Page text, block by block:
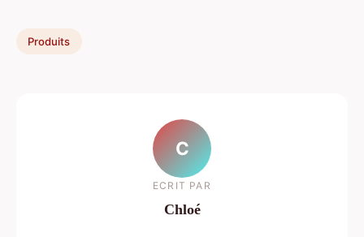
Produits
C
ECRIT PAR
Chloé